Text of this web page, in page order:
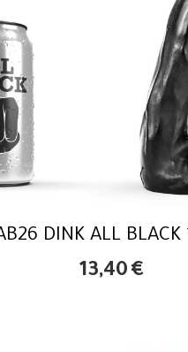
DINK ALL
13,40 €